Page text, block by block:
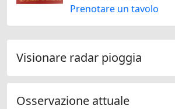
Prenotare un tavolo
Visionare radar pioggia
Osservazione attuale